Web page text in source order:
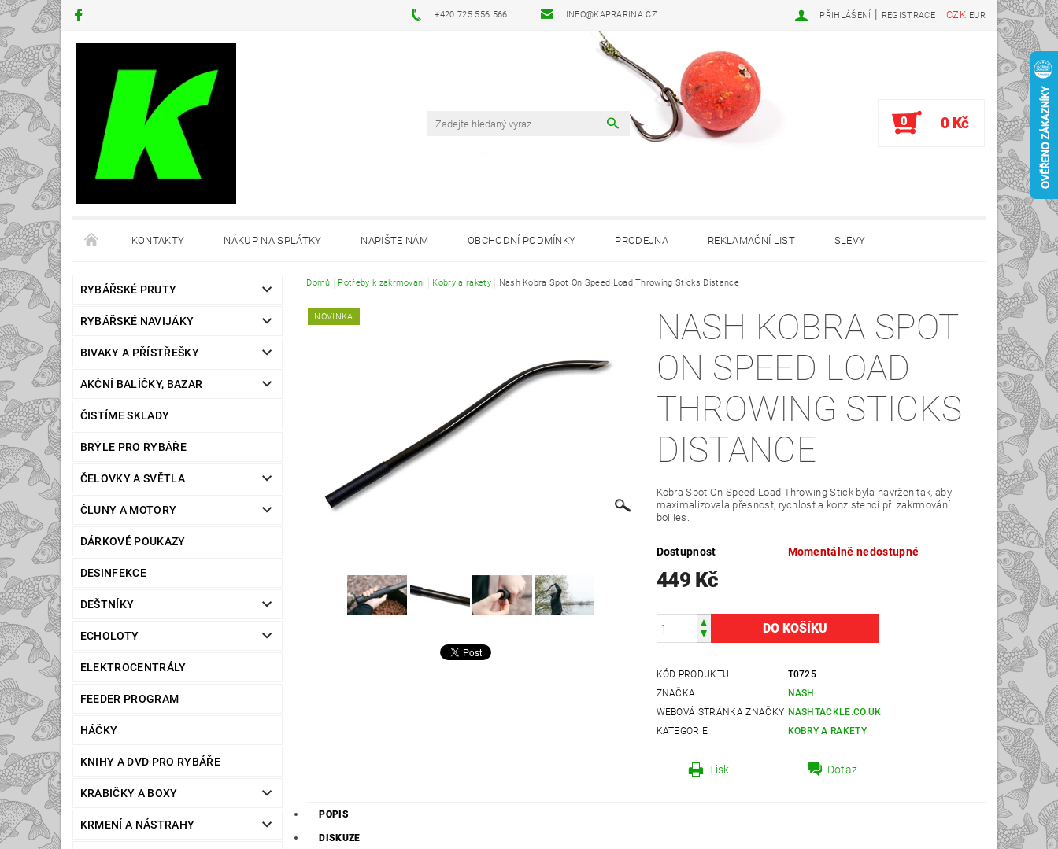
+420 725 556 566 INFO@KAPRARINA.CZ CZK EUR
PŘIHLÁŠENÍ | REGISTRACE
0 0 Kč
KONTAKTY NÁKUP NA SPLÁTKY NAPIŠTE NÁM OBCHODNÍ PODMÍNKY PRODEJNA REKLAMAČNÍ LIST SLEVY
RYBÁŘSKÉ PRUTY
RYBÁŘSKÉ NAVIJÁKY
BIVAKY A PŘÍSTŘEŠKY
AKČNÍ BALÍČKY, BAZAR
ČISTÍME SKLADY
BRÝLE PRO RYBÁŘE
ČELOVKY A SVĚTLA
ČLUNY A MOTORY
DÁRKOVÉ POUKAZY
DESINFEKCE
DEŠTNÍKY
ECHOLOTY
ELEKTROCENTRÁLY
FEEDER PROGRAM
HÁČKY
KNIHY A DVD PRO RYBÁŘE
KRABIČKY A BOXY
KRMENÍ A NÁSTRAHY
Domů Potřeby k zakrmování Kobry a rakety Nash Kobra Spot On Speed Load Throwing Sticks Distance
NOVINKA
NASH KOBRA SPOT
ON SPEED LOAD
THROWING STICKS
DISTANCE
Kobra Spot On Speed Load Throwing Stick byla navržen tak, aby
maximalizovala přesnost, rychlost a konzistenci při zakrmování
boilies.
Dostupnost Momentálně nedostupné
449 Kč
KÓD PRODUKTU
T0725
ZNAČKA
NASH
WEBOVÁ STRÁNKA ZNAČKY NASHTACKLE.CO.UK
KATEGORIE
KOBRY A RAKETY
Tisk Dotaz
POPIS
DISKUZE